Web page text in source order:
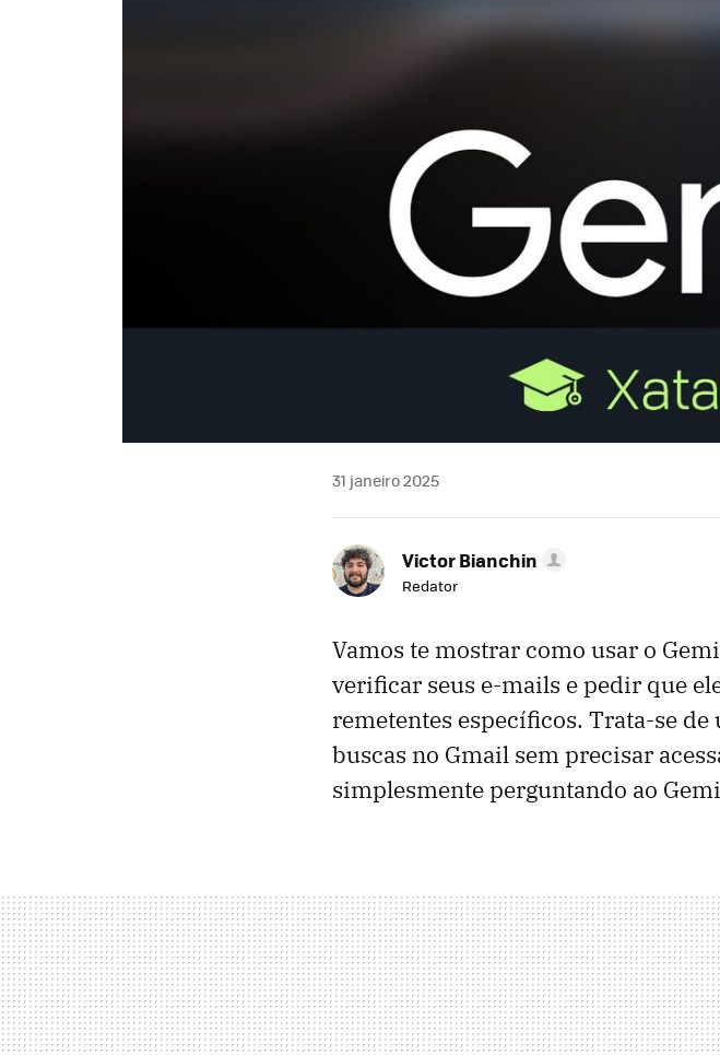
31 janeiro 2025
Victor Bianchin
Redator
Vamos te mostrar como usar o
verificar seus e-mails e pedir que
remetentes específicos. Trata-se
buscas no Gmail sem precisar
simplesmente perguntando ao